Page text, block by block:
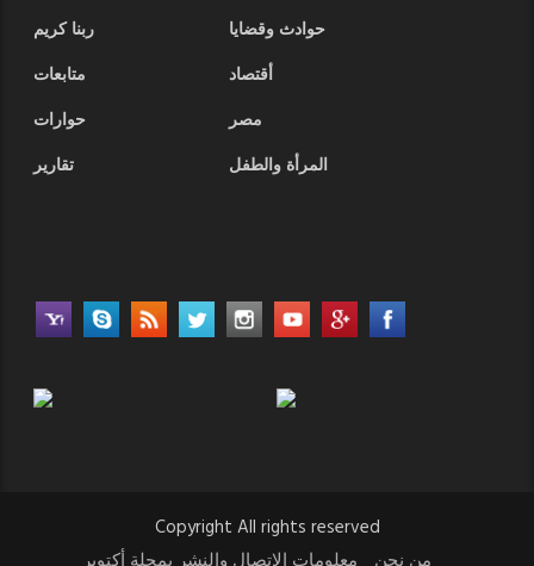
حوادث وقضايا
ربنا كريم
أقتصاد
متابعات
مصر
حوارات
المرأة والطفل
تقارير
Copyright All rights reserved